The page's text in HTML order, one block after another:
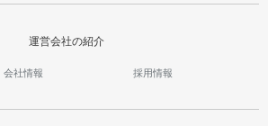
運営会社の紹介
会社情報 採用情報